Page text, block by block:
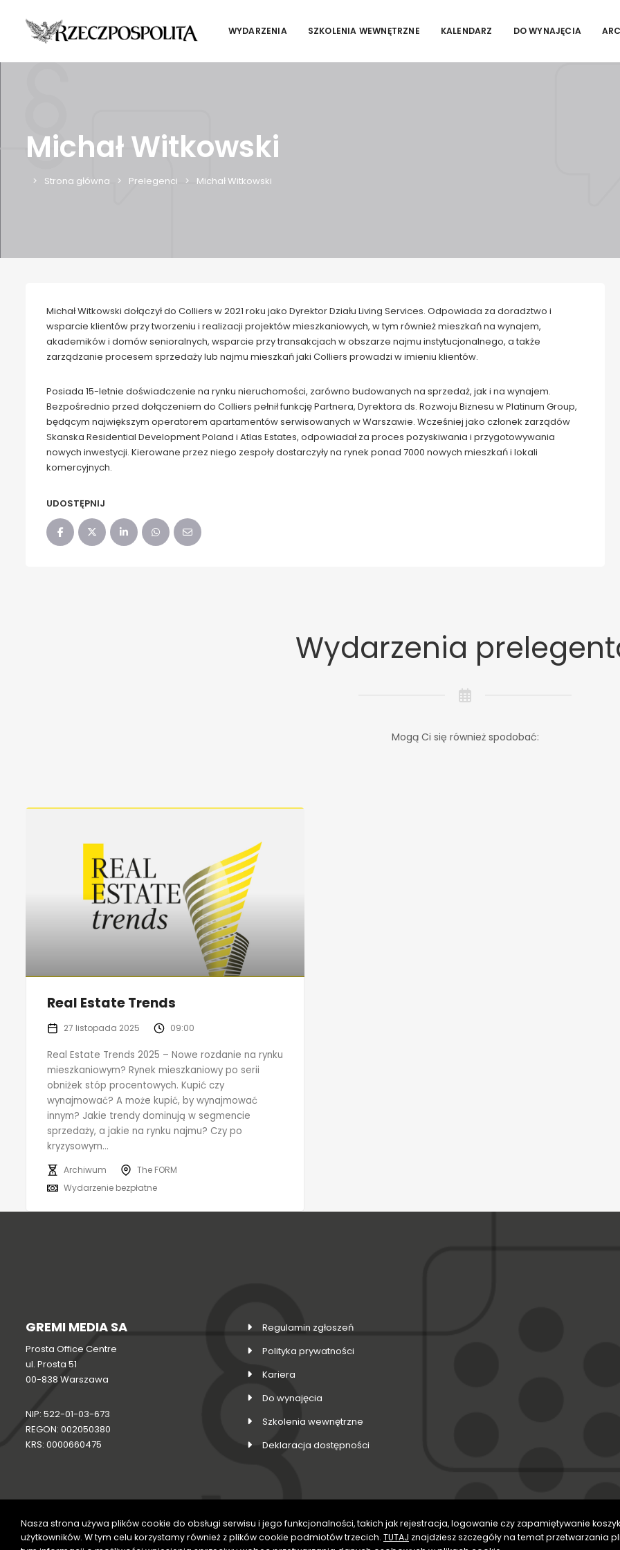
WYDARZENIA SZKOLENIA WEWNĘTRZNE KALENDARZ DO WYNAJĘCIA
Michał Witkowski
Strona główna Prelegenci Michał Witkowski
Michał Witkowski dołączył do Colliers w 2021 roku jako Dyrektor Działu Living Services. Odpowiada za doradztwo i
wsparcie klientów przy tworzeniu i realizacji projektów mieszkaniowych, w tym również mieszkań na wynajem,
akademików i domów senioralnych, wsparcie przy transakcjach w obszarze najmu instytucjonalnego, a także
zarządzanie procesem sprzedaży lub najmu mieszkań jaki Colliers prowadzi w imieniu klientów.
Posiada 15-letnie doświadczenie na rynku nieruchomości, zarówno budowanych na sprzedaż, jak i na wynajem.
Bezpośrednio przed dołączeniem do Colliers pełnił funkcję Partnera, Dyrektora ds. Rozwoju Biznesu w Platinum Group,
będącym największym operatorem apartamentów serwisowanych w Warszawie. Wcześniej jako członek zarządów
Skanska Residential Development Poland i Atlas Estates, odpowiadał za proces pozyskiwania i przygotowywania
nowych inwestycji. Kierowane przez niego zespoły dostarczyły na rynek ponad 7000 nowych mieszkań i lokali
komercyjnych.
UDOSTĘPNIJ
Wydarzenia
Mogą Ci się również spodobać:
Real Estate Trends
27 listopada 2025 09:00
Real Estate Trends 2025 – Nowe rozdanie na rynku
mieszkaniowym? Rynek mieszkaniowy po serii
obniżek stóp procentowych. Kupić czy
wynajmować? A może kupić, by wynajmować
innym? Jakie trendy dominują w segmencie
sprzedaży, a jakie na rynku najmu? Czy po
kryzysowym...
Archiwum
The FORM
Wydarzenie bezpłatne
GREMI MEDIA SA
Prosta Office Centre
ul. Prosta 51
00-838 Warszawa
NIP: 522-01-03-673
REGON: 002050380
KRS: 0000660475
Regulamin zgłoszeń
Polityka prywatności
Kariera
Do wynajęcia
Szkolenia wewnętrzne
Deklaracja dostępności
Nasza strona używa plików cookie do obsługi serwisu i jego funkcjonalności, takich jak rejestracja, logowanie czy zapamiętywanie
użytkowników. W tym celu korzystamy również z plików cookie podmiotów trzecich. TUTAJ znajdziesz szczegóły na temat przetwarzania